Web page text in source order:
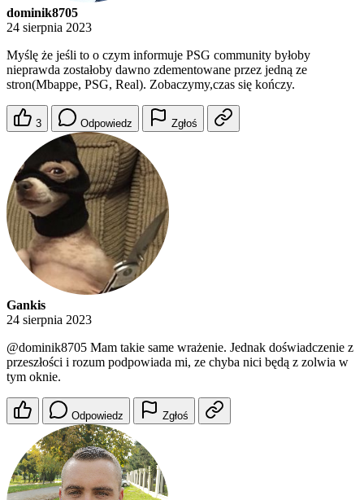
dominik8705
24 sierpnia 2023
Myślę że jeśli to o czym informuje PSG community byłoby
nieprawda zostałoby dawno zdementowane przez jedną ze
stron(Mbappe, PSG, Real). Zobaczymy,czas się kończy.
3 Odpowiedz Zgłoś
Gankis
24 sierpnia 2023
@dominik8705 Mam takie same wrażenie. Jednak doświadczenie z
przeszłości i rozum podpowiada mi, ze chyba nici będą z zolwia w
tym oknie.
Odpowiedz Zgłoś